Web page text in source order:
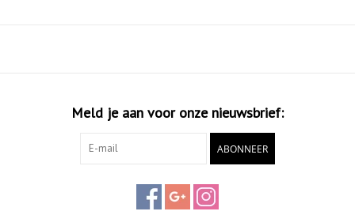
Meld je aan voor onze nieuwsbrief:
ABONNEER